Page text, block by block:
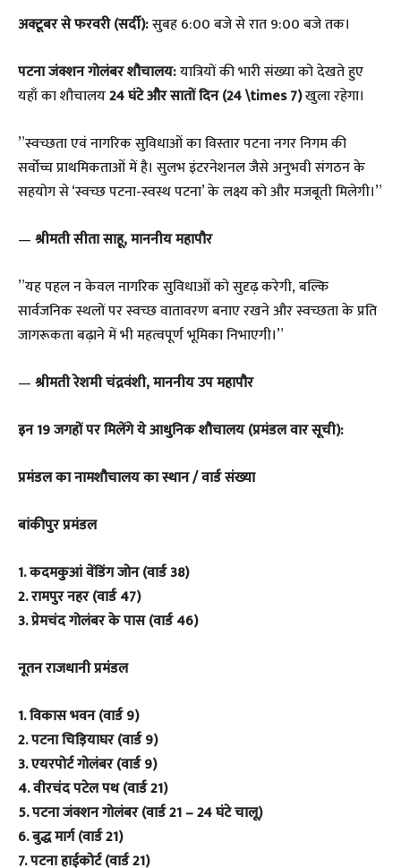
अक्टूबर से फरवरी (सर्दी):सुबह 6:00 बजे से रात 9:00 बजे तक।
पटना जंक्शन गोलंबर शौचालय:यात्रियों की भारी संख्या को देखते हुए
यहाँ का शौचालय24 घंटे और सातों दिन (24 \times 7)खुला रहेगा।
​”स्वच्छता एवं नागरिक सुविधाओं का विस्तार पटना नगर निगम की
सर्वोच्च प्राथमिकताओं में है। सुलभ इंटरनेशनल जैसे अनुभवी संगठन के
सहयोग से ‘स्वच्छ पटना-स्वस्थ पटना’ के लक्ष्य को और मजबूती मिलेगी।”
—श्रीमती सीता साहू, माननीय महापौर
​”यह पहल न केवल नागरिक सुविधाओं को सुदृढ़ करेगी, बल्कि
सार्वजनिक स्थलों पर स्वच्छ वातावरण बनाए रखने और स्वच्छता के प्रति
जागरूकता बढ़ाने में भी महत्वपूर्ण भूमिका निभाएगी।”
—श्रीमती रेशमी चंद्रवंशी, माननीय उप महापौर
​इन 19 जगहों पर मिलेंगे ये आधुनिक शौचालय (प्रमंडल वार सूची):
प्रमंडल का नामशौचालय का स्थान / वार्ड संख्या
बांकीपुर प्रमंडल
1. कदमकुआं वेंडिंग जोन (वार्ड 38)
2. रामपुर नहर (वार्ड 47)
3. प्रेमचंद गोलंबर के पास (वार्ड 46)
नूतन राजधानी प्रमंडल
1. विकास भवन (वार्ड 9)
2. पटना चिड़ियाघर (वार्ड 9)
3. एयरपोर्ट गोलंबर (वार्ड 9)
4. वीरचंद पटेल पथ (वार्ड 21)
5. पटना जंक्शन गोलंबर (वार्ड 21 – 24 घंटे चालू)
6. बुद्ध मार्ग (वार्ड 21)
7. पटना हाईकोर्ट (वार्ड 21)